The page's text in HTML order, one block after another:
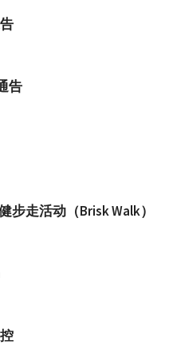
告
步走活动（Brisk Walk）